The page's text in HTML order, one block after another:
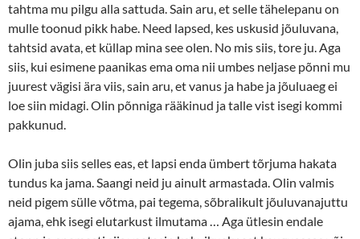
tahtma mu pilgu alla sattuda. Sain aru, et selle tähelepanu on
mulle toonud pikk habe. Need lapsed, kes uskusid jõuluvana,
tahtsid avata, et küllap mina see olen. No mis siis, tore ju. Aga
siis, kui esimene paanikas ema oma nii umbes neljase põnni mu
juurest vägisi ära viis, sain aru, et vanus ja habe ja jõuluaeg ei
loe siin midagi. Olin põnniga rääkinud ja talle vist isegi kommi
pakkunud.
Olin juba siis selles eas, et lapsi enda ümbert tõrjuma hakata
tundus ka jama. Saangi neid ju ainult armastada. Olin valmis
neid pigem sülle võtma, pai tegema, sõbralikult jõuluvanajuttu
ajama, ehk isegi elutarkust ilmutama … Aga ütlesin endale